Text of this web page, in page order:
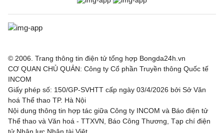
© 2006. Trang thông tin điện tử tổng hợp Bongda24h.vn
CƠ QUAN CHỦ QUẢN: Công ty Cổ phần Truyền thông Quốc tế
INCOM
Giấy phép số: 150/GP-SVHTT cấp ngày 03/4/2026 bởi Sở Văn
hoá Thể thao TP. Hà Nội
Nội dung thông tin hợp tác giữa Công ty INCOM và Báo điện tử
Thể thao và Văn hoá - TTXVN, Báo Công Thương, Tạp chí điện